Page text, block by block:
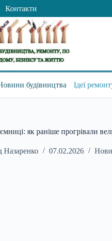
Контакти
будівництва Ідеї
як раніше прогрівали
Назаренко 07.02.2026